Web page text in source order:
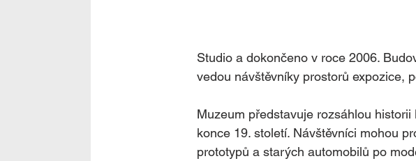
Studio a dokončeno v roce 2006.
vedou návštěvníky prostorů expozice,
Muzeum představuje rozsáhlou
konce 19. století. Návštěvníci mohou
prototypů a starých automobilů po